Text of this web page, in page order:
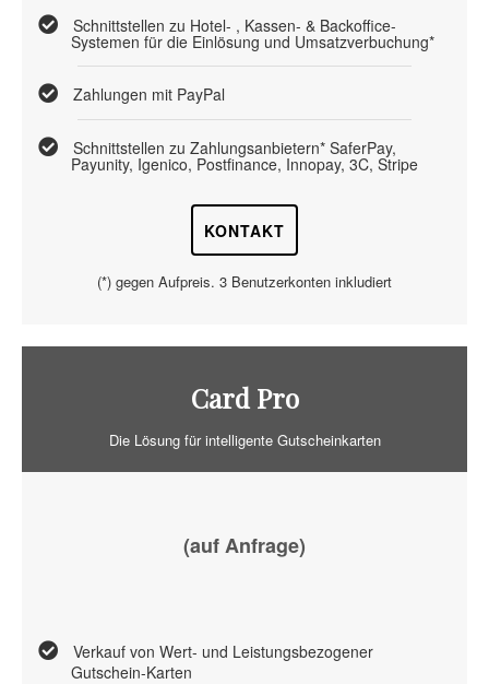
Schnittstellen zu Hotel- , Kassen- & Backoffice-
Systemen für die Einlösung und Umsatzverbuchung*
Zahlungen mit PayPal
Schnittstellen zu Zahlungsanbietern* SaferPay,
Payunity, Igenico, Postfinance, Innopay, 3C, Stripe
KONTAKT
(*) gegen Aufpreis. 3 Benutzerkonten inkludiert
Card Pro
Die Lösung für intelligente Gutscheinkarten
(auf Anfrage)
Verkauf von Wert- und Leistungsbezogener
Gutschein-Karten